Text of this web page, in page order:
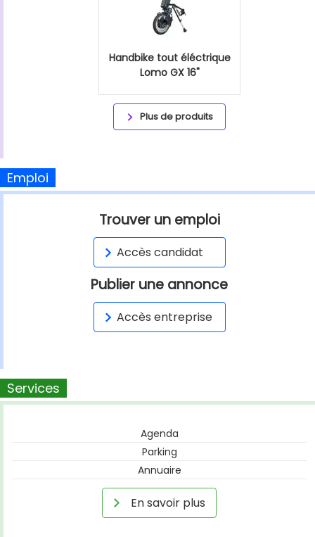
Handbike tout éléctrique
Lomo GX 16"
Plus de produits
Emploi
Trouver un emploi
Accès candidat
Publier une annonce
Accès entreprise
Services
Agenda
Parking
Annuaire
En savoir plus